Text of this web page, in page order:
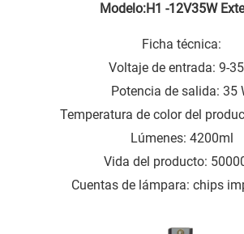
Modelo:H1 -12V35W
Ficha técnica:
Voltaje de entrada: 9-
Potencia de salida: 35
Temperatura de color del
Lúmenes: 4200ml
Vida del producto:
Cuentas de lámpara: chips